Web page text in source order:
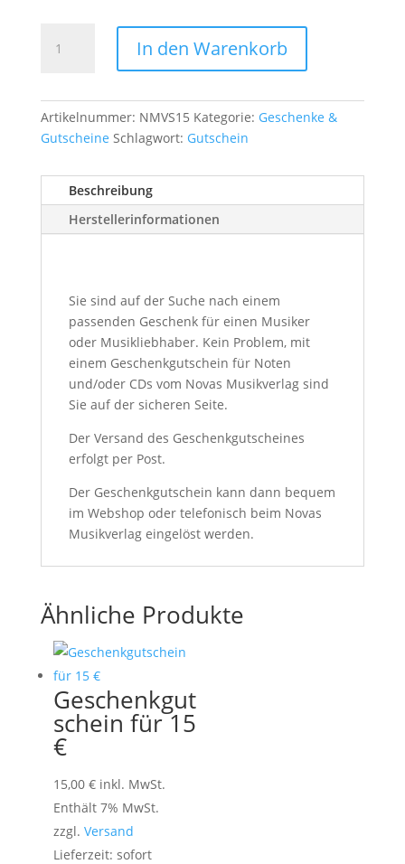
Geschenkgutschein
Menge
In den Warenkorb
Artikelnummer: NMVS15 Kategorie: Geschenke &
Gutscheine Schlagwort: Gutschein
Beschreibung
Herstellerinformationen
Sie sind auf der Suche nach einem
passenden Geschenk für einen Musiker
oder Musikliebhaber. Kein Problem, mit
einem Geschenkgutschein für Noten
und/oder CDs vom Novas Musikverlag sind
Sie auf der sicheren Seite.
Der Versand des Geschenkgutscheines
erfolgt per Post.
Der Geschenkgutschein kann dann bequem
im Webshop oder telefonisch beim Novas
Musikverlag eingelöst werden.
Ähnliche Produkte
Geschenkgut
schein für 15
€
15,00 € inkl. MwSt.
Enthält 7% MwSt.
zzgl. Versand
Lieferzeit: sofort